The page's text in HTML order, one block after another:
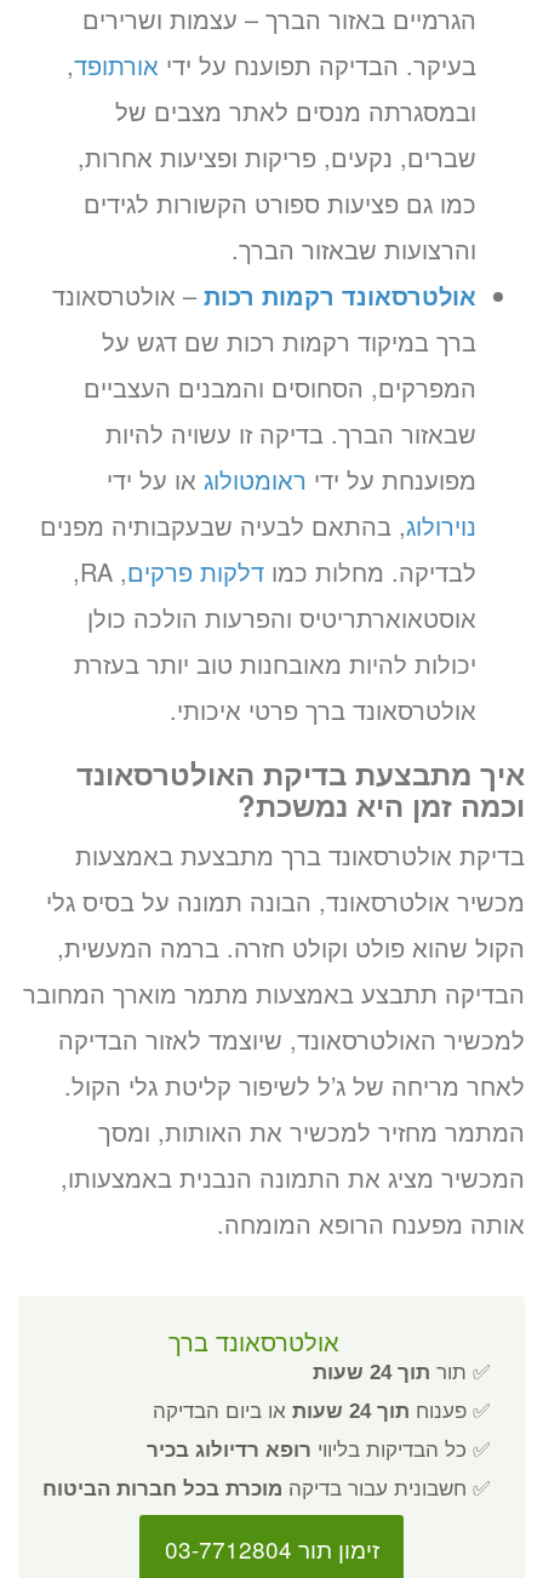
הגרמיים באזור הברך – עצמות ושרירים
בעיקר. הבדיקה תפוענח על ידי אורתופד,
ובמסגרתה מנסים לאתר מצבים של
שברים, נקעים, פריקות ופציעות אחרות,
כמו גם פציעות ספורט הקשורות לגידים
והרצועות שבאזור הברך.
אולטרסאונד רקמות רכות – אולטרסאונד
ברך במיקוד רקמות רכות שם דגש על
המפרקים, הסחוסים והמבנים העצביים
שבאזור הברך. בדיקה זו עשויה להיות
מפוענחת על ידי ראומטולוג או על ידי
נוירולוג, בהתאם לבעיה שבעקבותיה מפנים
לבדיקה. מחלות כמו דלקות פרקים
, RA,
אוסטאוארתריטיס והפרעות הולכה כולן
יכולות להיות מאובחנות טוב יותר בעזרת
אולטרסאונד ברך פרטי איכותי.
איך מתבצעת בדיקת האולטרסאונד
וכמה זמן היא נמשכת?
בדיקת אולטרסאונד ברך מתבצעת באמצעות
מכשיר אולטרסאונד, הבונה תמונה על בסיס גלי
הקול שהוא פולט וקולט חזרה. ברמה המעשית,
הבדיקה תתבצע באמצעות מתמר מוארך המחובר
למכשיר האולטרסאונד, שיוצמד לאזור הבדיקה
לאחר מריחה של ג’ל לשיפור קליטת גלי הקול.
המתמר מחזיר למכשיר את האותות, ומסך
המכשיר מציג את התמונה הנבנית באמצעותו,
אותה מפענח הרופא המומחה.
אולטרסאונד ברך
✅ תור תוך 24 שעות
✅ פענוח תוך 24 שעות
או ביום הבדיקה
✅ כל הבדיקות בליווי רופא רדיולוג בכיר
✅ חשבונית עבור בדיקה מוכרת בכל חברות הביטוח
זימון תור 03-7712804